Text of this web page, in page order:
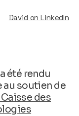
David on LinkedIn
été rendu
au soutien de
des